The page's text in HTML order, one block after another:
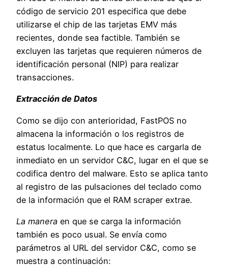
código de servicio 201 especifica que debe
utilizarse el chip de las tarjetas EMV más
recientes, donde sea factible. También se
excluyen las tarjetas que requieren números de
identificación personal (NIP) para realizar
transacciones.
Extracción de Datos
Como se dijo con anterioridad, FastPOS no
almacena la información o los registros de
estatus localmente. Lo que hace es cargarla de
inmediato en un servidor C&C, lugar en el que se
codifica dentro del malware. Esto se aplica tanto
al registro de las pulsaciones del teclado como
de la información que el RAM scraper extrae.
La manera en que se carga la información
también es poco usual. Se envía como
parámetros al URL del servidor C&C, como se
muestra a continuación: